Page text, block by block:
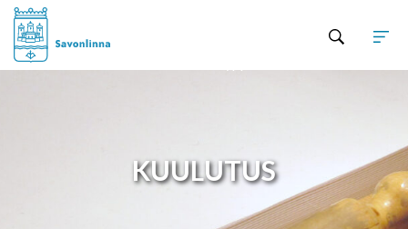
KUULUTUS